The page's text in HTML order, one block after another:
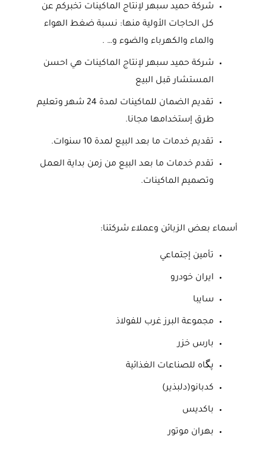
شركة حميد سبهر لإنتاج الماكينات تخبركم عن
كل الحاجات الأولية منها: نسبة ضغط الهواء
والماء والكهرباء والضوء و… .
شركة حميد سبهر لإنتاج الماكينات هي احسن
المستشار قبل البيع
تقديم الضمان للماكينات لمدة 24 شهر وتعليم
طرق إستخدامها مجانا.
تقديم خدمات ما بعد البيع لمدة 10 سنوات.
تقدم خدمات ما بعد البيع من زمن بداية العمل
وتصميم الماكينات.
أسماء بعض الزبائن وعملاء شركتنا:
تأمين إجتماعي
ايران خودرو
سايبا
مجموعة البرز غرب للفولاذ
بارس خزر
پگاه للصناعات الغذائية
كدبانو(دلبذير)
باكديس
بهران موتور